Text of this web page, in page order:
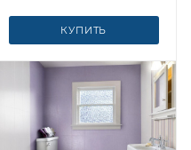
КУПИТЬ